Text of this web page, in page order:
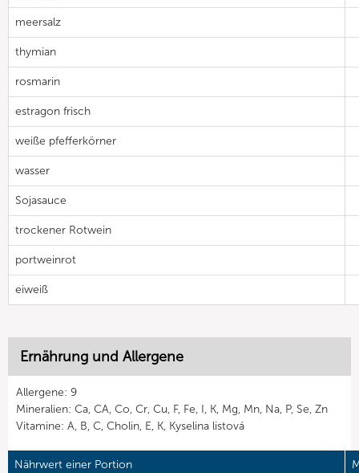
meersalz
thymian
rosmarin
estragon frisch
weiße pfefferkörner
wasser
Sojasauce
trockener Rotwein
portweinrot
eiweiß
Ernährung und Allergene
Allergene: 9
Mineralien: Ca, CA, Co, Cr, Cu, F, Fe, I, K, Mg, Mn, Na, P, Se, Zn
Vitamine: A, B, C, Cholin, E, K, Kyselina listová
Nährwert einer Portion